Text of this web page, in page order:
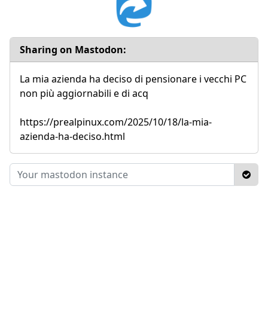
Sharing on Mastodon:
La mia azienda ha deciso di pensionare i vecchi PC
non più aggiornabili e di acq
https://prealpinux.com/2025/10/18/la-mia-
azienda-ha-deciso.html